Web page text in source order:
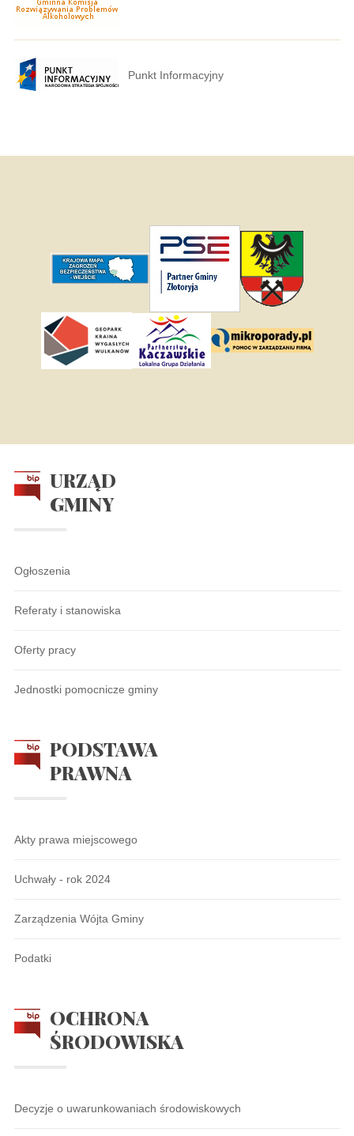
Punkt Informacyjny
URZĄD
GMINY
Ogłoszenia
Referaty i stanowiska
Oferty pracy
Jednostki pomocnicze gminy
PODSTAWA
PRAWNA
Akty prawa miejscowego
Uchwały - rok 2024
Zarządzenia Wójta Gminy
Podatki
OCHRONA
ŚRODOWISKA
Decyzje o uwarunkowaniach środowiskowych